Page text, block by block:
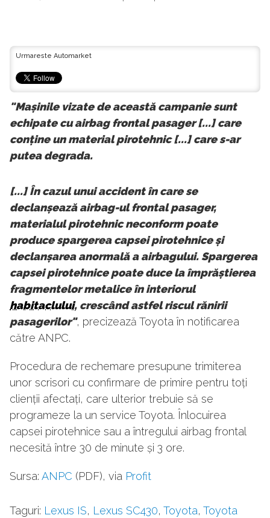
Urmareste Automarket
"Mașinile vizate de această campanie sunt
echipate cu airbag frontal pasager [...] care
conține un material pirotehnic [...] care s-ar
putea degrada.
[...] În cazul unui accident în care se
declanșează airbag-ul frontal pasager,
materialul pirotehnic neconform poate
produce spargerea capsei pirotehnice și
declanșarea anormală a airbagului. Spargerea
capsei pirotehnice poate duce la împrăștierea
fragmentelor metalice în interiorul
habitaclului, crescând astfel riscul rănirii
pasagerilor", precizează Toyota în notificarea
către ANPC.
Procedura de rechemare presupune trimiterea
unor scrisori cu confirmare de primire pentru toți
clienții afectați, care ulterior trebuie să se
programeze la un service Toyota. Înlocuirea
capsei pirotehnice sau a întregului airbag frontal
necesită între 30 de minute și 3 ore.
Sursa: ANPC (PDF), via Profit
Taguri: Lexus IS, Lexus SC430, Toyota, Toyota